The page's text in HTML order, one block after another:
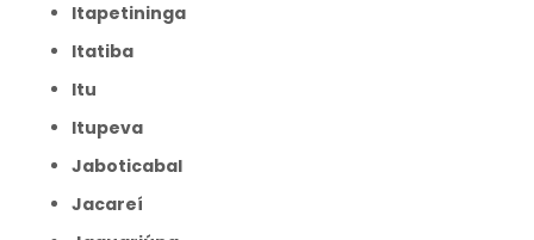
Itapetininga
Itatiba
Itu
Itupeva
Jaboticabal
Jacareí